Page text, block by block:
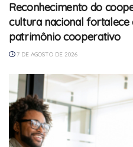
Reconhecimento do
cultura nacional fortalece
patrimônio cooperativo
7 DE AGOSTO DE 2026